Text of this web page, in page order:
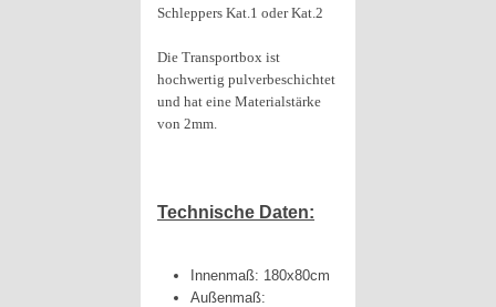
Schleppers Kat.1 oder Kat.2
Die Transportbox ist
hochwertig pulverbeschichtet
und hat eine Materialstärke
von 2mm.
Technische Daten:
Innenmaß: 180x80cm
Außenmaß: